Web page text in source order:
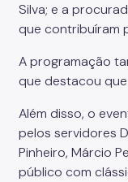
Silva; e a
que contribuíram
A programação
que destacou
Além disso, o
pelos servidores
Pinheiro, Márcio
público com